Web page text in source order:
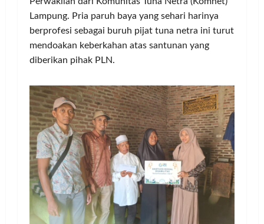
Lampung. Pria paruh baya yang sehari harinya
berprofesi sebagai buruh pijat tuna netra ini turut
mendoakan keberkahan atas santunan yang
diberikan pihak PLN.